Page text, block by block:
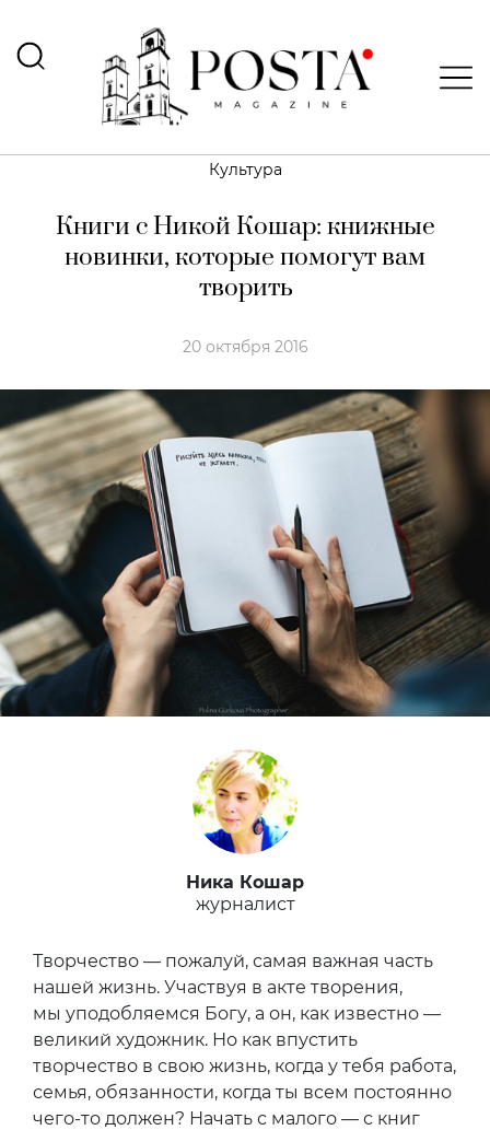
Культура
Книги с Никой Кошар: книжные
новинки, которые помогут вам
творить
20 октября 2016
Ника Кошар
журналист
Творчество — пожалуй, самая важная часть
нашей жизнь. Участвуя в акте творения,
мы уподобляемся Богу, а он, как известно —
великий художник. Но как впустить
творчество в свою жизнь, когда у тебя работа,
семья, обязанности, когда ты всем постоянно
чего-то должен? Начать с малого — с книг